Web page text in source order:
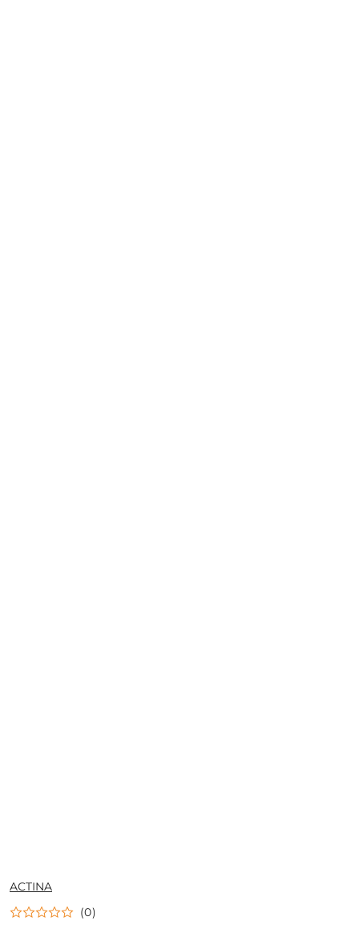
NAZWA
PRODUCENTA:
ACTINA
(0)